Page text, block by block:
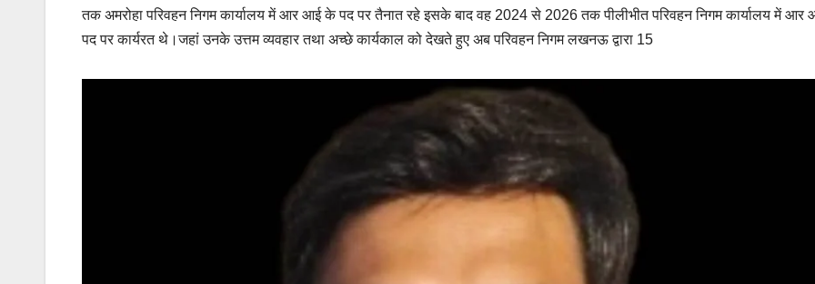
तक अमरोहा परिवहन निगम कार्यालय में आर आई के पद पर तैनात रहे इसके बाद वह 2024 से 2026 तक पीलीभीत परिवहन निगम कार्यालय में आर
पद पर कार्यरत थे।जहां उनके उत्तम व्यवहार तथा अच्छे कार्यकाल को देखते हुए अब परिवहन निगम लखनऊ द्वारा 15